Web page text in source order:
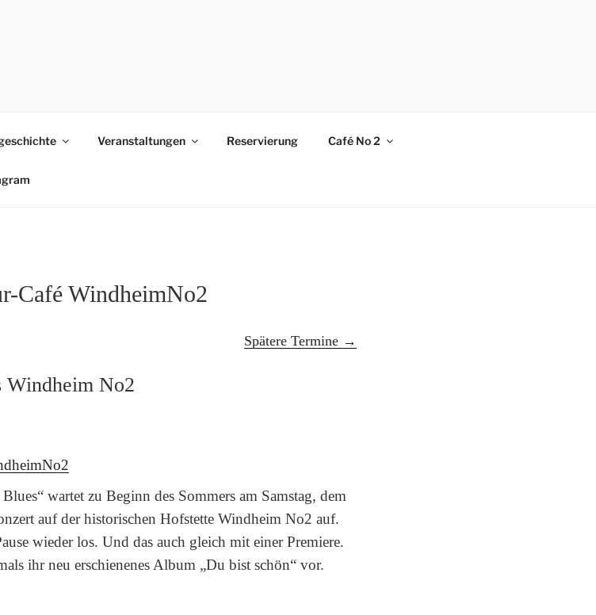
Veranstaltungen Reservierung Café No 2
Café WindheimNo2
Spätere Termine →
Windheim No2
wartet zu Beginn des Sommers am Samstag, dem
auf der historischen Hofstette Windheim No2 auf.
wieder los. Und das auch gleich mit einer Premiere.
ihr neu erschienenes Album „Du bist schön“ vor.